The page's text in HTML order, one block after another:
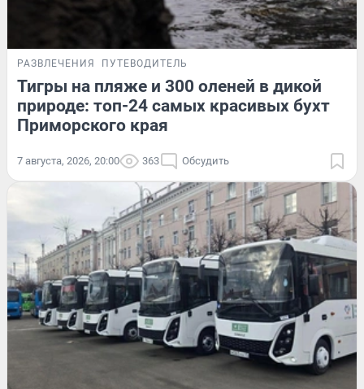
РАЗВЛЕЧЕНИЯ ПУТЕВОДИТЕЛЬ
Тигры на пляже и 300 оленей в дикой
природе: топ-24 самых красивых бухт
Приморского края
7 августа, 2026, 20:00 363 Обсудить